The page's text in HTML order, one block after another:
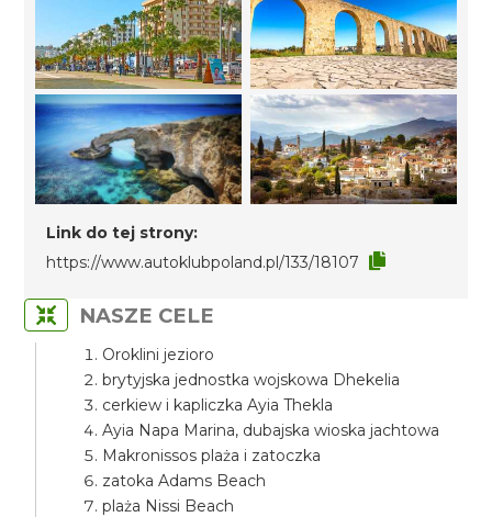
Link do tej strony:
https://www.autoklubpoland.pl/133/18107
NASZE CELE
Oroklini jezioro
brytyjska jednostka wojskowa Dhekelia
cerkiew i kapliczka Ayia Thekla
Ayia Napa Marina, dubajska wioska jachtowa
Makronissos plaża i zatoczka
zatoka Adams Beach
plaża Nissi Beach